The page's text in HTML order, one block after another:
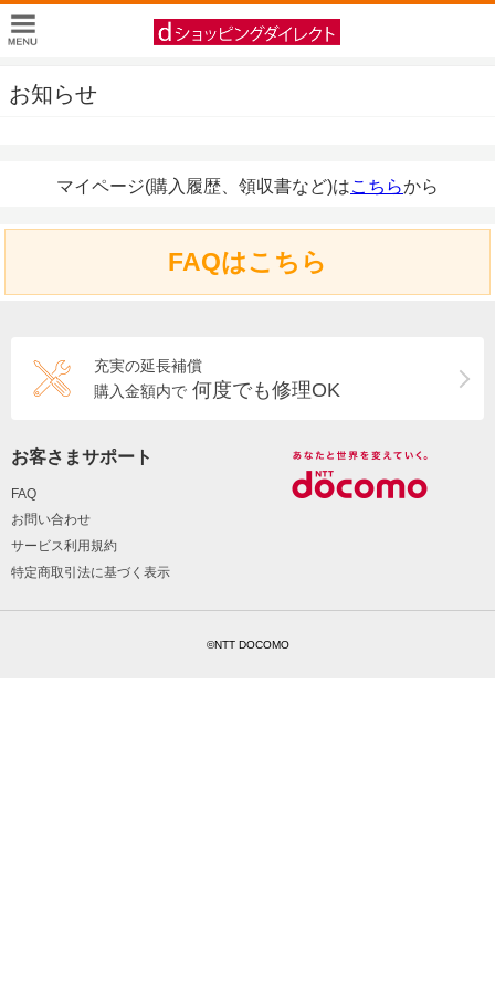
お知らせ
マイページ(購入履歴、領収書など)はこちらから
FAQはこちら
充実の延長補償
購入金額内で 何度でも修理OK
お客さまサポート
FAQ
お問い合わせ
サービス利用規約
特定商取引法に基づく表示
©NTT DOCOMO